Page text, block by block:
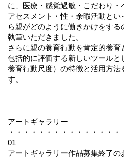
に、医療・感覚過敏・こだわり・
アセスメント・性・余暇活動と
ら親がどのように働きかけをす
執筆いただきました。
さらに親の養育行動を肯定的養
包括的に評価する新しいツール
養育行動尺度）の特徴と活用方法
す。
アートギャラリー
・・・・・・・・・・・・・・
01
アートギャラリー作品募集終了の